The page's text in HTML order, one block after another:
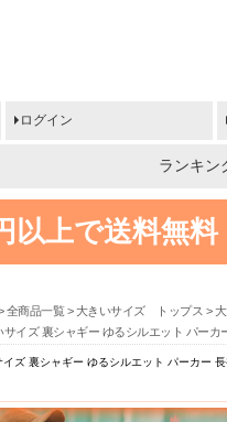
ログイン
ランキン
以上で送料無料
全商品一覧 大きいサイズ トップス
サイズ 裏シャギー ゆるシルエット パー
イズ 裏シャギー ゆるシルエット パーカー